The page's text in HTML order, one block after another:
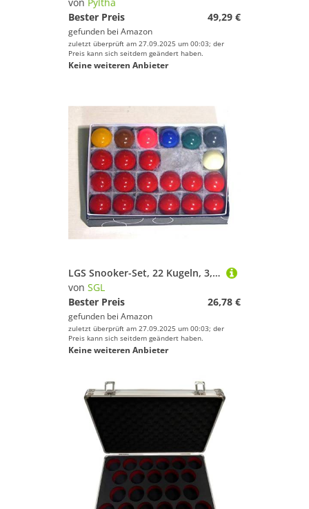
Bester Preis
49,29 €
gefunden bei Amazon
zuletzt überprüft am 27.09.2025 um 00:03; der
Preis kann sich seitdem geändert haben.
Keine weiteren Anbieter
LGS Snooker-Set, 22 Kugeln, 3,81 cm
von SGL
Bester Preis
26,78 €
gefunden bei Amazon
zuletzt überprüft am 27.09.2025 um 00:03; der
Preis kann sich seitdem geändert haben.
Keine weiteren Anbieter